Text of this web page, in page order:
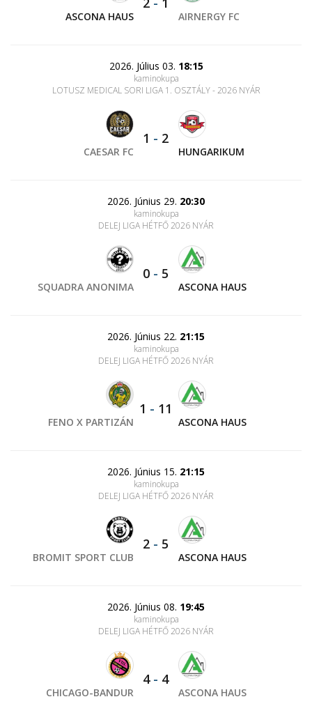
ASCONA HAUS AIRNERGY FC
2026. Július 03. 18:15
kaminokupa
LOTUSZ MEDICAL SORI LIGA 1. OSZTÁLY - 2026 NYÁR
CAESAR FC
1 - 2
HUNGARIKUM
2026. Június 29. 20:30
kaminokupa
DELEJ LIGA HÉTFŐ 2026 NYÁR
SQUADRA ANONIMA
0 - 5
ASCONA HAUS
2026. Június 22. 21:15
kaminokupa
DELEJ LIGA HÉTFŐ 2026 NYÁR
FENO X PARTIZÁN
1 - 11
ASCONA HAUS
2026. Június 15. 21:15
kaminokupa
DELEJ LIGA HÉTFŐ 2026 NYÁR
BROMIT SPORT CLUB
2 - 5
ASCONA HAUS
2026. Június 08. 19:45
kaminokupa
DELEJ LIGA HÉTFŐ 2026 NYÁR
CHICAGO-BANDUR
4- 4
ASCONA HAUS